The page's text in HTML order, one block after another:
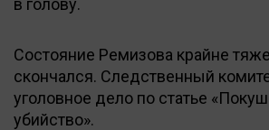
в голову.
Состояние Ремизова крайне
скончался. Следственный
уголовное дело по статье
убийство».